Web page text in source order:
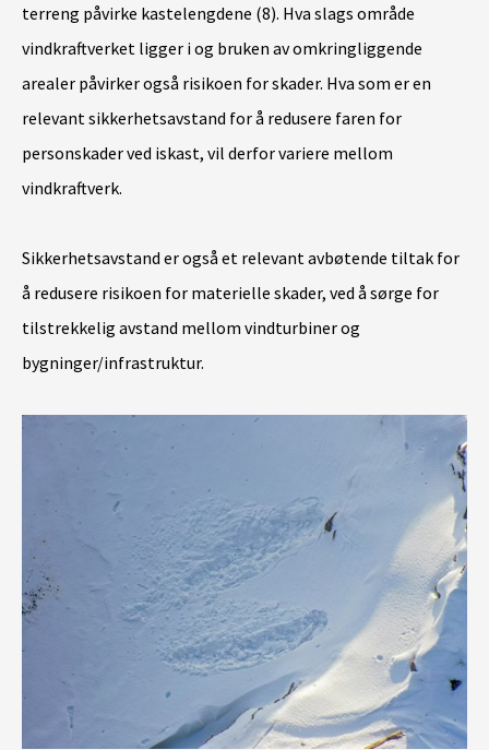
terreng påvirke kastelengdene (8). Hva slags område
vindkraftverket ligger i og bruken av omkringliggende
arealer påvirker også risikoen for skader. Hva som er en
relevant sikkerhetsavstand for å redusere faren for
personskader ved iskast, vil derfor variere mellom
vindkraftverk.
Sikkerhetsavstand er også et relevant avbøtende tiltak for
å redusere risikoen for materielle skader, ved å sørge for
tilstrekkelig avstand mellom vindturbiner og
bygninger/infrastruktur.